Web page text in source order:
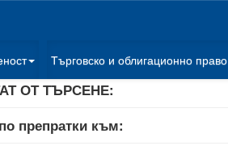
Търговско и облигационно право
ОТ ТЪРСЕНЕ:
препратки към: